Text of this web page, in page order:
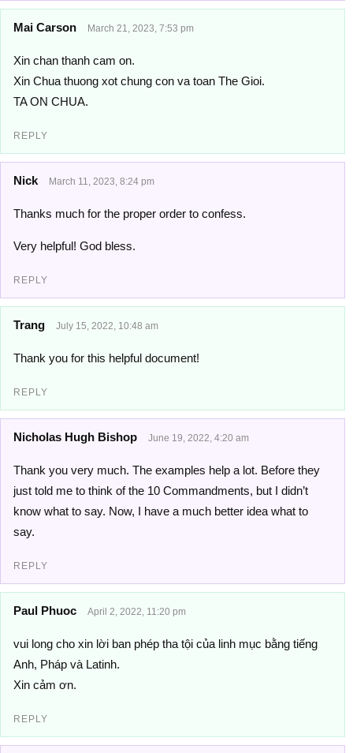
Mai Carson March 21, 2023, 7:53 pm
Xin chan thanh cam on.
Xin Chua thuong xot chung con va toan The Gioi.
TA ON CHUA.
REPLY
Nick March 11, 2023, 8:24 pm
Thanks much for the proper order to confess.
Very helpful! God bless.
REPLY
Trang July 15, 2022, 10:48 am
Thank you for this helpful document!
REPLY
Nicholas Hugh Bishop June 19, 2022, 4:20 am
Thank you very much. The examples help a lot. Before they
just told me to think of the 10 Commandments, but I didn’t
know what to say. Now, I have a much better idea what to
say.
REPLY
Paul Phuoc April 2, 2022, 11:20 pm
vui long cho xin lời ban phép tha tội của linh mục bằng tiếng
Anh, Pháp và Latinh.
Xin cảm ơn.
REPLY